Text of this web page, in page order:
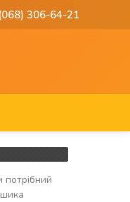
306-64-21